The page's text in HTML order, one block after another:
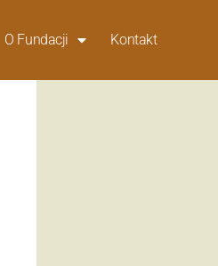
O Fundacji Kontakt